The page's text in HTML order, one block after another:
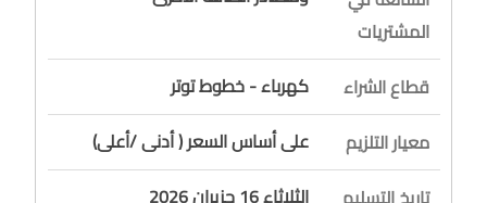
المشتريات
قطاع الشراء
كهرباء - خطوط توتر
معيار التلزيم
على أساس السعر ( أدنى /أعلى)
الثلاثاء 16 حزيران 2026